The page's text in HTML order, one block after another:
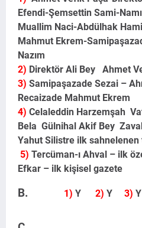
Efendi-Şemsettin Sami-
Muallim Naci-Abdülhak
Mahmut Ekrem-
Nazım
2) Direktör Ali Bey Ahmet
3) Samipaşazade Sezai –
Recaizade Mahmut Ekrem
4) Celaleddin Harzemşah
Bela Gülnihal Akif Bey
Yahut Silistre ilk sahnelenen
5) Tercüman-ı Ahval – ilk
Efkar – ilk kişisel gazete
B. 1) Y 2) Y 3) Y